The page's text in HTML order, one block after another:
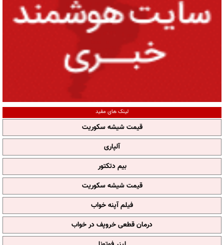
لینک های مفید
قیمت شیشه سکوریت
آلپاری
بیم دتکتور
قیمت شیشه سکوریت
فیلم آپنه خواب
درمان قطعی خروپف در خواب